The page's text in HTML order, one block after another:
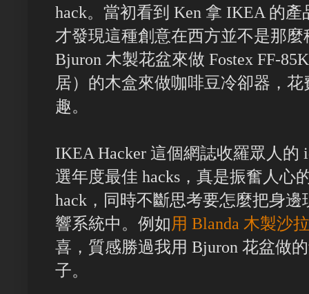
hack。當初看到 Ken 拿 IKEA 的
才發現這種創意在西方並不是那
Bjuron 木製花盆來做 Fostex FF-
居）的木盒來做咖啡豆冷卻器，
趣。
IKEA Hacker 這個網誌收羅眾人的
選年度最佳 hacks，真是振奮人心
hack，同時不斷思考要怎麼把身
響系統中。例如用 Blanda 木製沙
喜，質感勝過我用 Bjuron 花盆做
子。